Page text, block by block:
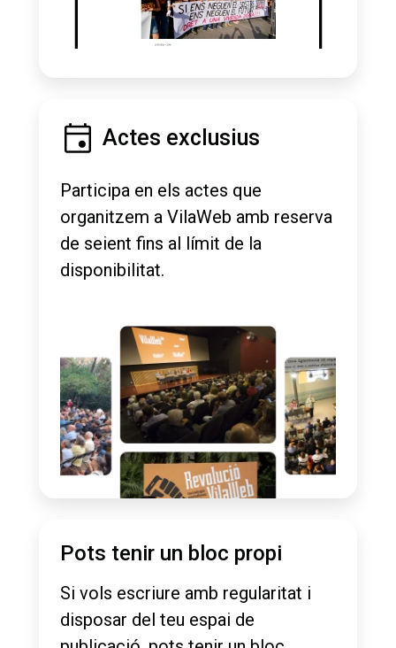
Actes exclusius
Participa en els actes que
organitzem a VilaWeb amb reserva
de seient fins al límit de la
disponibilitat.
Pots tenir un bloc propi
Si vols escriure amb regularitat i
disposar del teu espai de